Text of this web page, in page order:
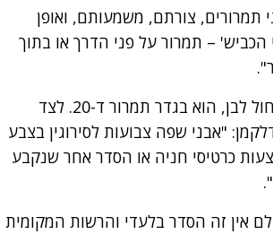
קביעת סוגי תמרורים, צורתם, משמעותם, ואופן
– תמרור על פני הדרך או בתוך
בית המשפט של הערעור, ציין כי אין חולק שסימון בצבע כחול לבן, הוא בגדר תמרור ד-20. לצד
ד-20 מופיע הנוסח כדלקמן: "אבני שפה צבועות לסירוגין בצבע
כרטיסי חניה או הסדר אחר שנקבע
אין זה הסדר בלעדי והרשות המקומית